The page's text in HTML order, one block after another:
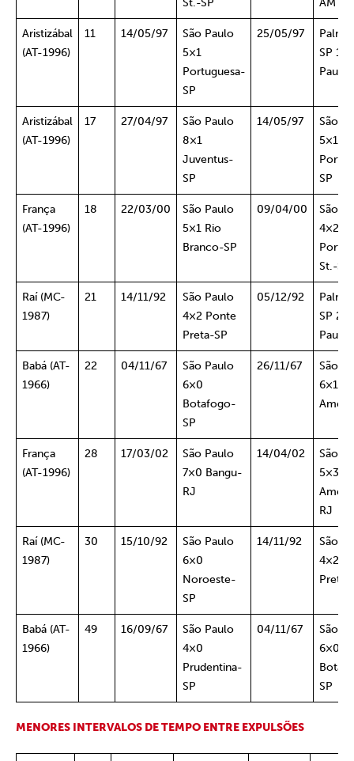
St.-SP
AM
Aristizábal
(AT-1996)
11 14/05/97
São Paulo
5×1
Portuguesa-
SP
25/05/97
SP
Paulo
Aristizábal
(AT-1996)
17 27/04/97
São Paulo
8×1
Juventus-
SP
14/05/97
São
5×1
SP
França
(AT-1996)
18 22/03/00
São Paulo
5×1 Rio
Branco-SP
09/04/00
São
4×2
St.-SP
Raí (MC-
1987)
21 14/11/92
São Paulo
4×2 Ponte
Preta-SP
05/12/92
SP
Paulo
Babá (AT-
1966)
22 04/11/67
São Paulo
6×0
Botafogo-
SP
26/11/67
São
6×1
França
(AT-1996)
28 17/03/02
São Paulo
7×0 Bangu-
RJ
14/04/02
São
5×3
RJ
Raí (MC-
1987)
30 15/10/92
São Paulo
6×0
Noroeste-
SP
14/11/92
São
4×2
Preta-
Babá (AT-
1966)
49 16/09/67
São Paulo
4×0
Prudentina-
SP
04/11/67
São
6×0
SP
MENORES INTERVALOS DE TEMPO ENTRE EXPULSÕES